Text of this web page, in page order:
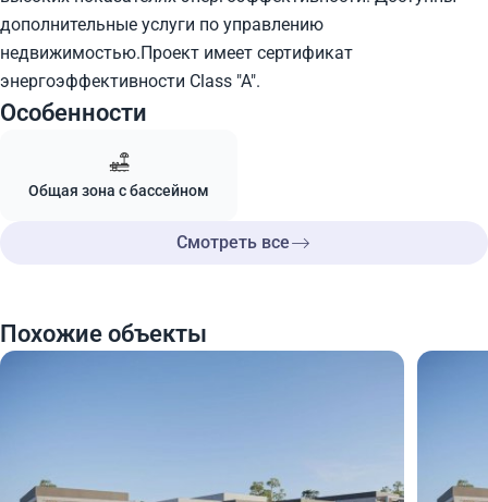
дополнительные услуги по управлению
недвижимостью.Проект имеет сертификат
энергоэффективности Class "A".
Особенности
Общая зона с бассейном
Смотреть все
Похожие объекты